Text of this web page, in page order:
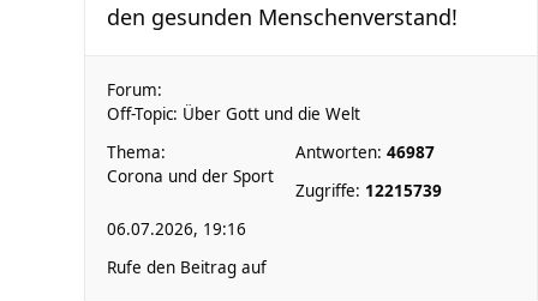
den gesunden Menschenverstand!
Forum:
Off-Topic: Über Gott und die Welt
Thema:
Corona und der Sport
Antworten: 46987
Zugriffe: 12215739
06.07.2026, 19:16
Rufe den Beitrag auf